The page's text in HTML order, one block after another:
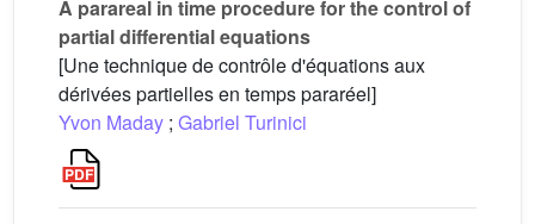
A parareal in time procedure for the control of
partial differential equations
[Une technique de contrôle d'équations aux
dérivées partielles en temps pararéel]
Yvon Maday ; Gabriel Turinici